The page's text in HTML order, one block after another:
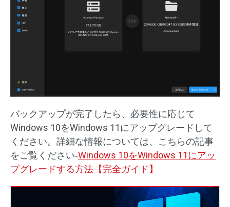
バックアップが完了したら、必要性に応じて
Windows 10をWindows 11にアップグレードして
ください。詳細な情報については、こちらの記事
をご覧ください‐Windows 10をWindows 11にアッ
プグレードする方法【完全ガイド】